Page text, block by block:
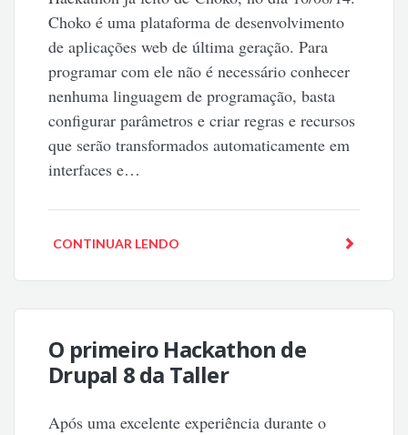
Choko é uma plataforma de desenvolvimento
de aplicações web de última geração. Para
programar com ele não é necessário conhecer
nenhuma linguagem de programação, basta
configurar parâmetros e criar regras e recursos
que serão transformados automaticamente em
interfaces e…
CONTINUAR LENDO
O primeiro Hackathon de
Drupal 8 da Taller
Após uma excelente experiência durante o